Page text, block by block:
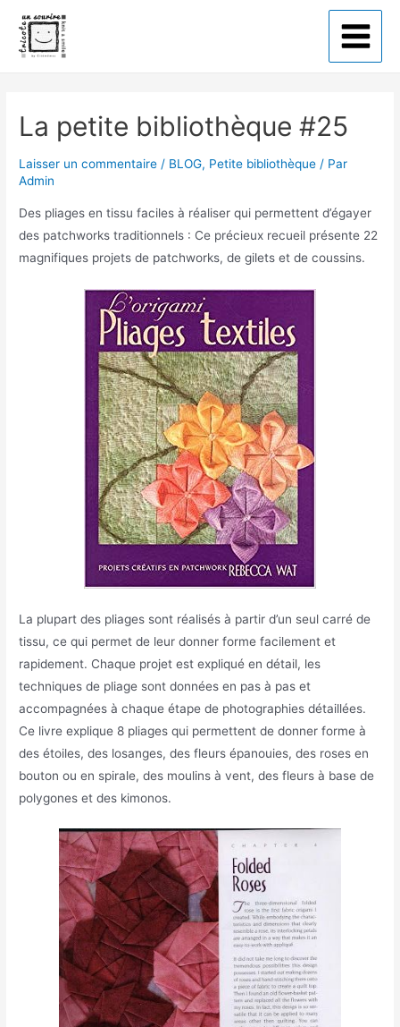
La petite bibliothèque #25
Laisser un commentaire / BLOG, Petite bibliothèque / Par
Admin
Des pliages en tissu faciles à réaliser qui permettent d’égayer
des patchworks traditionnels : Ce précieux recueil présente 22
magnifiques projets de patchworks, de gilets et de coussins.
La plupart des pliages sont réalisés à partir d’un seul carré de
tissu, ce qui permet de leur donner forme facilement et
rapidement. Chaque projet est expliqué en détail, les
techniques de pliage sont données en pas à pas et
accompagnées à chaque étape de photographies détaillées.
Ce livre explique 8 pliages qui permettent de donner forme à
des étoiles, des losanges, des fleurs épanouies, des roses en
bouton ou en spirale, des moulins à vent, des fleurs à base de
polygones et des kimonos.